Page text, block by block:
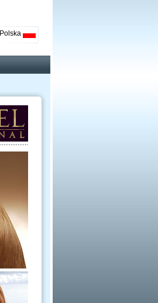
Polska